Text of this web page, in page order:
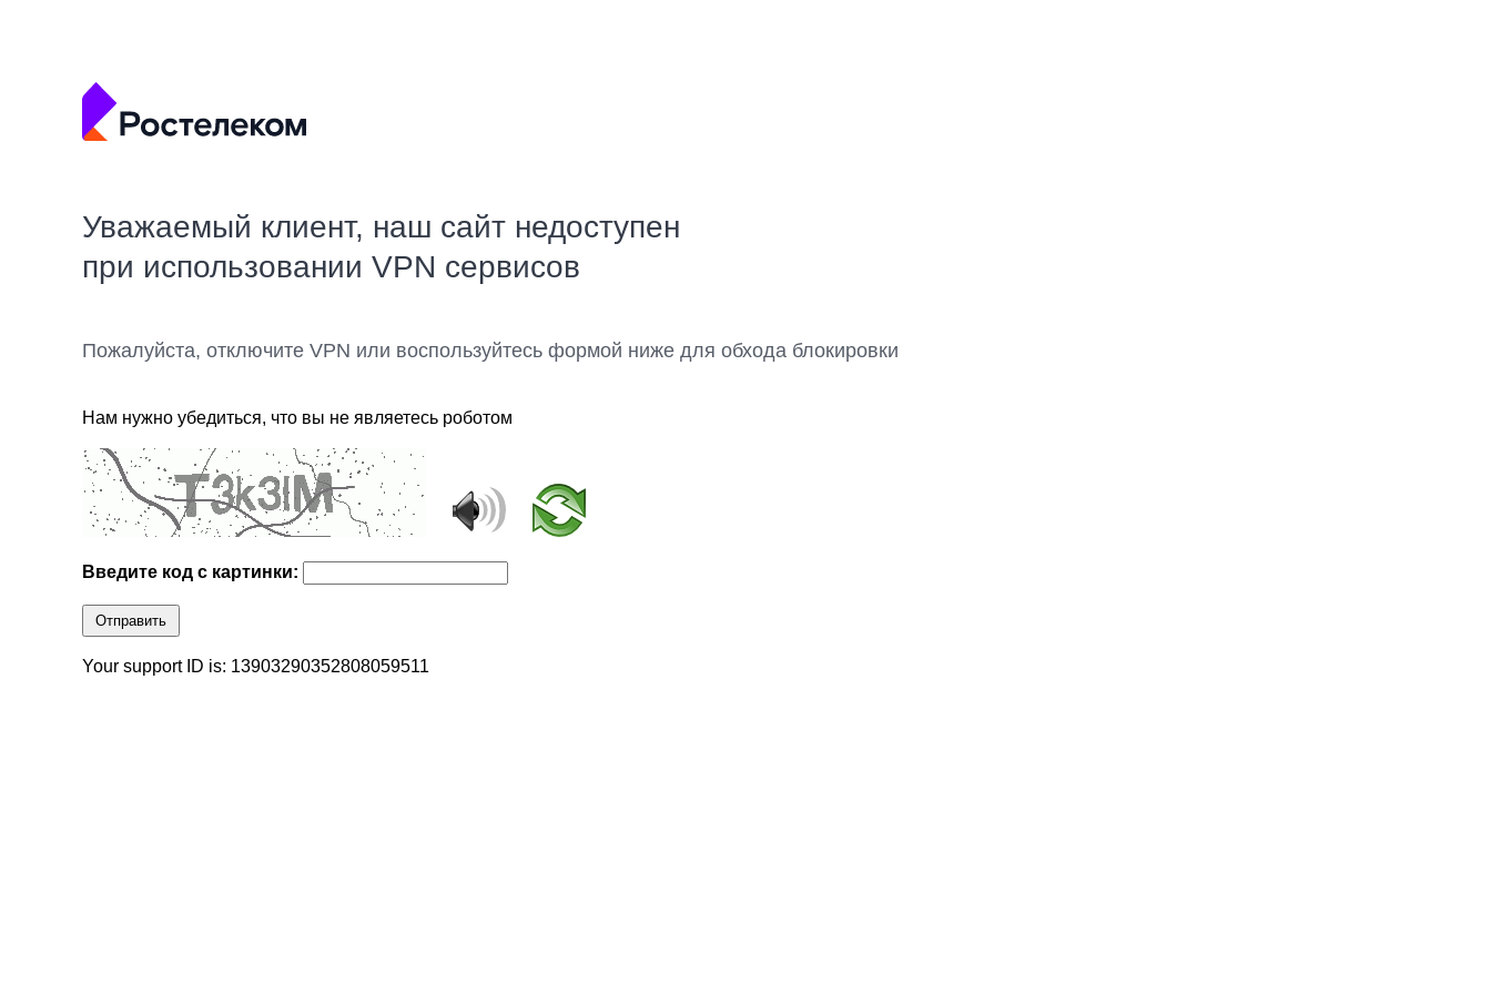
Уважаемый клиент, наш сайт недоступен
при использовании VPN сервисов
Пожалуйста, отключите VPN или воспользуйтесь формой ниже для обхода блокировки
Нам нужно убедиться, что вы не являетесь роботом
Введите код с картинки:
Отправить
Your support ID is: 13903290352808059511